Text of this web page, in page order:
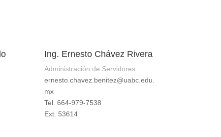
Ing. Ernesto Chávez Rivera
Administración de Servidores
ernesto.chavez.benitez@uabc.edu.
mx
Tel. 664-979-7538
Ext. 53614